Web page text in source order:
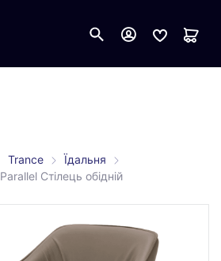
Trance
Їдальня
Parallel Стілець обідній